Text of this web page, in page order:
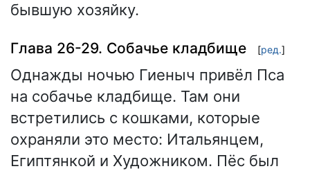
бывшую хозяйку.
Глава 26-29. Собачье кладбище [ред.]
Однажды ночью Гиеныч привёл Пса
на собачье кладбище. Там они
встретились с кошками, которые
охраняли это место: Итальянцем,
Египтянкой и Художником. Пёс был